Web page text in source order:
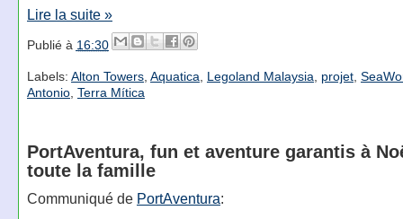
Lire la suite »
Publié à 16:30
Labels: Alton Towers, Aquatica Legoland Malaysia projet,
Antonio, Terra Mítica
PortAventura, fun et aventure garantis à
toute la famille
Communiqué de PortAventura: